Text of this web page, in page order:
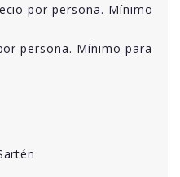
por persona. Mínimo
persona. Mínimo para